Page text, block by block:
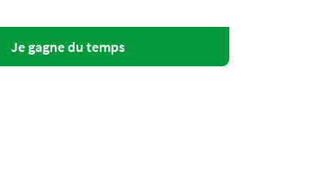
Je gagne du temps